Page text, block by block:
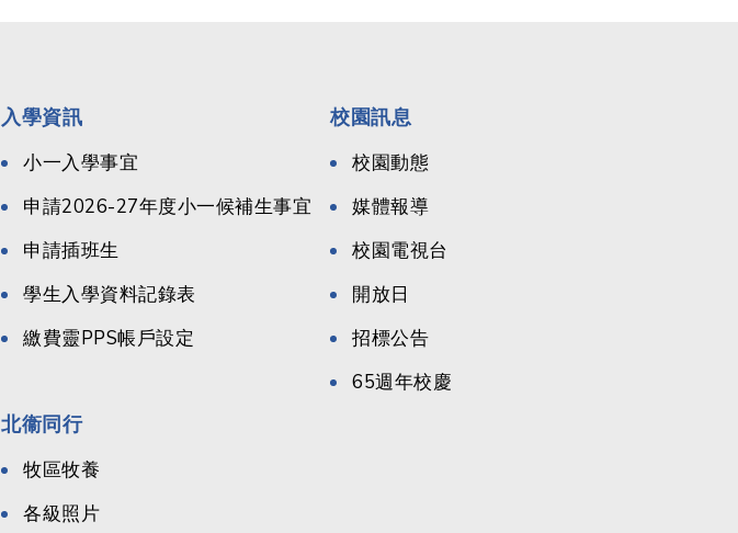
入學資訊
小一入學事宜
申請2026-27年度小一候補生事宜
申請插班生
學生入學資料記錄表
繳費靈PPS帳戶設定
北衞同行
牧區牧養
各級照片
校園訊息
校園動態
媒體報導
校園電視台
開放日
招標公告
65週年校慶